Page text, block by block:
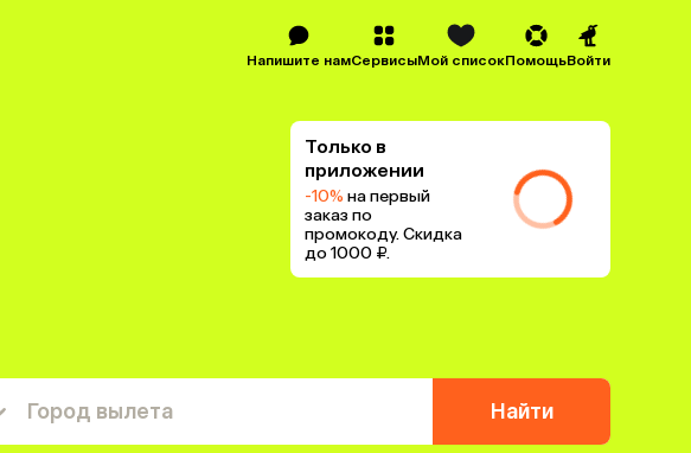
Напишите намСервисыМой списокПомощьВойти
Только в
приложении
-10% на первый
заказ по
промокоду. Скидка
до 1000 ₽.
Город вылета Найти